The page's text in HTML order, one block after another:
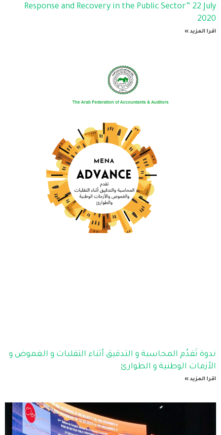
Response and Recovery in the Public Sector” 22 July
2020
اقرا المزيد »
ندوة تَقدُم المحاسبة و التدقيق أثناء التقلبات و الغموض و
الأزمات الوطنية و الطوارئ
اقرا المزيد »